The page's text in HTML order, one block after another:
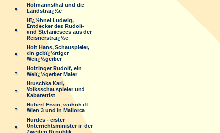
Hofmannsthal und die
Landstraï¿½e
Hï¿½hnel Ludwig,
Entdecker des Rudolf-
und Stefaniesees aus der
Reisnerstraï¿½e
Holt Hans, Schauspieler,
ein gebï¿½rtiger
Weiï¿½gerber
Holzinger Rudolf, ein
Weiï¿½gerber Maler
Hruschka Karl,
Volksschauspieler und
Kabarettist
Hubert Erwin, wohnhaft
Wien 3 und in Mallorca
Hurdes - erster
Unterrichtsminister in der
Zweiten Republik